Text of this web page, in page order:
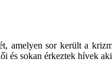
amelyen sor került a
és sokan érkeztek hívek